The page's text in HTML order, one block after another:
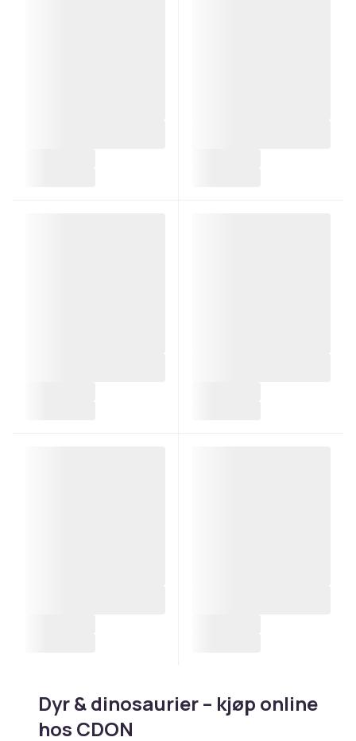
Dyr & dinosaurier – kjøp online
hos CDON